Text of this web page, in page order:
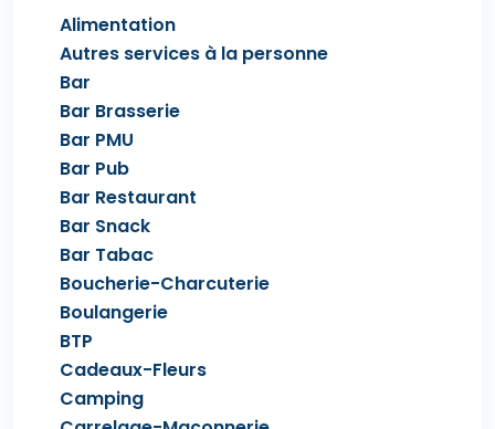
Alimentation
Autres services à la personne
Bar
Bar Brasserie
Bar PMU
Bar Pub
Bar Restaurant
Bar Snack
Bar Tabac
Boucherie-Charcuterie
Boulangerie
BTP
Cadeaux-Fleurs
Camping